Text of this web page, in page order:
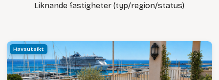
Liknande fastigheter (typ/region/status)
Havsutsikt